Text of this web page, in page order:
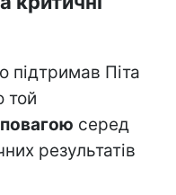
підтримав Піта
той
серед
результатів